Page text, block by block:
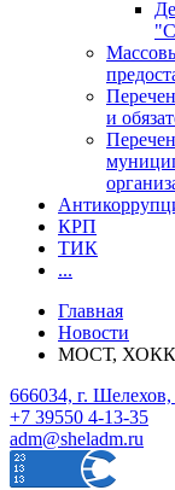
и
КРП
ТИК
...
Главная
Новости
МОСТ,
666034, г.
+7 39550 4-13-35
adm@sheladm.ru